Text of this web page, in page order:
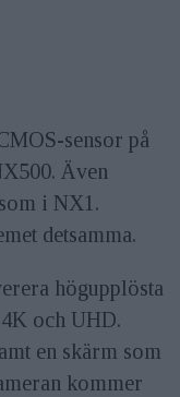
sensor på
Även
i NX1.
detsamma.
högupplösta
och UHD.
en skärm som
kommer